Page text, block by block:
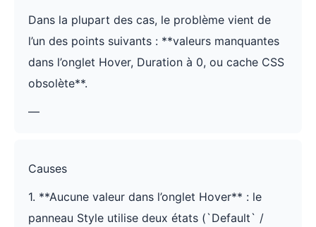
Dans la plupart des cas, le problème vient de
l’un des points suivants : **valeurs manquantes
dans l’onglet Hover, Duration à 0, ou cache CSS
obsolète**.
—
Causes
1. **Aucune valeur dans l’onglet Hover** : le
panneau Style utilise deux états (`Default` /